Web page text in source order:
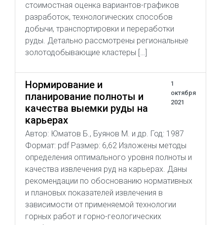
стоимостная оценка вариантов-графиков
разработок, технологических способов
добычи, транспортировки и переработки
руды. Детально рассмотрены региональные
золотодобывающие кластеры […]
Нормирование и
планирование полноты и
качества выемки руды на
карьерах
1
октября
2021
Автор: Юматов Б., Буянов М. и др. Год: 1987
Формат: pdf Размер: 6,62 Изложены методы
определения оптимального уровня полноты и
качества извлечения руд на карьерах. Даны
рекомендации по обоснованию нормативных
и плановых показателей извлечения в
зависимости от применяемой технологии
горных работ и горно-геологических